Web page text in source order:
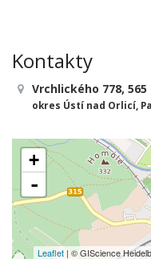
Kontakty
Vrchlického 778, 565
okres Ústí nad Orlicí,
+
-
Leaflet | © GIScience